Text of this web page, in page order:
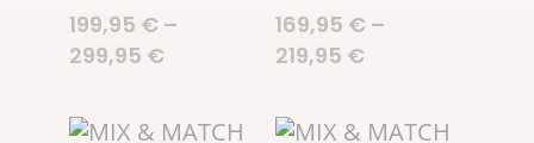
199,95 €–
299,95 €
169,95 €–
219,95 €